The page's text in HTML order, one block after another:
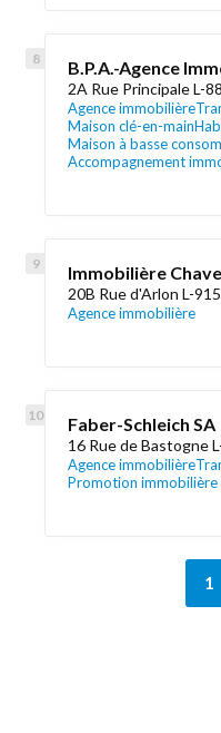
B.P.A.-Agence
2A Rue Principale L-
Agence immobilière
Maison clé-en-main
Maison à basse
Accompagnement
Immobilière
20B Rue d'Arlon L-
Agence immobilière
Faber-Schleich SA
16 Rue de Bastogne
Agence immobilière
Promotion immobilière
1